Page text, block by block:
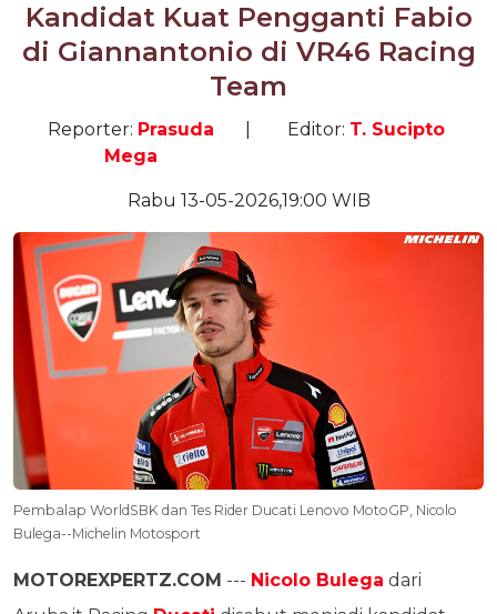
Kandidat Kuat Pengganti Fabio
di Giannantonio di VR46 Racing
Team
Reporter: Prasuda
Mega
Editor: T. Sucipto
Rabu 13-05-2026,19:00 WIB
Pembalap WorldSBK dan Tes Rider Ducati Lenovo MotoGP, Nicolo
Bulega--Michelin Motosport
MOTOREXPERTZ.COM --- Nicolo Bulega dari